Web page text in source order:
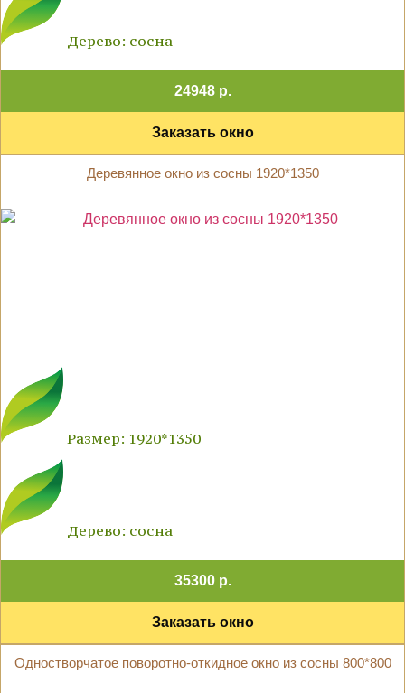
Дерево: сосна
24948 р.
Заказать окно
Деревянное окно из сосны 1920*1350
Размер: 1920*1350
Дерево: сосна
35300 р.
Заказать окно
Одностворчатое поворотно-откидное окно из сосны 800*800